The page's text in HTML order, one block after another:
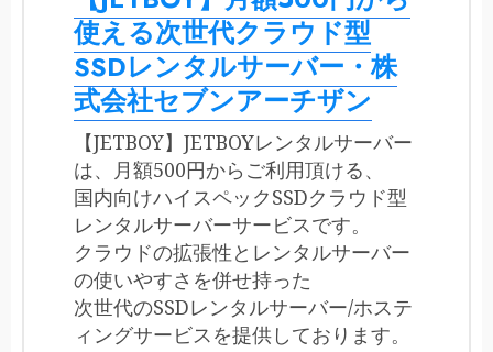
使える次世代クラウド型
SSDレンタルサーバー・株
式会社セブンアーチザン
【JETBOY】JETBOYレンタルサーバー
は、月額500円からご利用頂ける、
国内向けハイスペックSSDクラウド型
レンタルサーバーサービスです。
クラウドの拡張性とレンタルサーバー
の使いやすさを併せ持った
次世代のSSDレンタルサーバー/ホステ
ィングサービスを提供しております。